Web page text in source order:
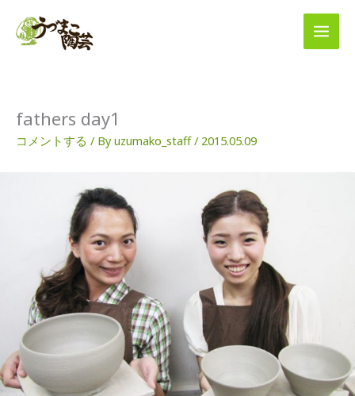
fathers day1
コメントする / Byuzumako_staff/ 2015.05.09